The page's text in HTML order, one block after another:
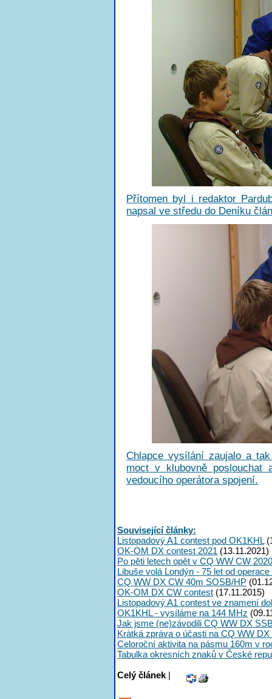
Přítomen byl i redaktor
napsal ve středu do Deníku
Chlapce vysílání zaujalo a
moct v klubovně
vedoucího operátora spojení.
Související články:
Listopadový A1 contest pod OK1KHL
OK-OM DX contest 2021 (13.11.2021)
Po pěti letech opět v CQ WW CW
Libuše volá Londýn - 75 let od operace
CQ WW DX CW 40m SOSB/HP
OK-OM DX CW contest (17.11.2015)
Listopadový A1 contest ve znamení
OK1KHL - vysíláme na 144 MHz
Jak jsme (ne)závodili CQ WW DX
Krátká zpráva o účasti na CQ WW DX
Celoroční aktivita na pásmu 160m v
Tabulka okresních znaků v České
Celý článek |